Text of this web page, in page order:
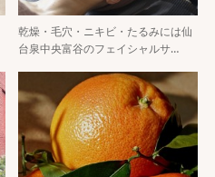
乾燥・毛穴・ニキビ・たるみには仙
台泉中央富谷のフェイシャルサ…